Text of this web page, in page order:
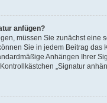
anfügen?
müssen Sie zunächst
Sie in jedem Beitrag
Anhängen Ihrer
„Signatur